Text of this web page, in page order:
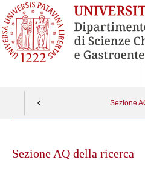
Sezione
contentSezione AQ della ricerca